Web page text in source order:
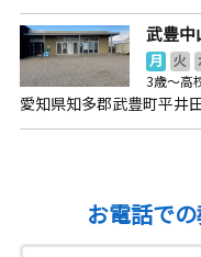
武豊中
月 火
3歳～高
愛知県知多郡武豊町平
お電話で